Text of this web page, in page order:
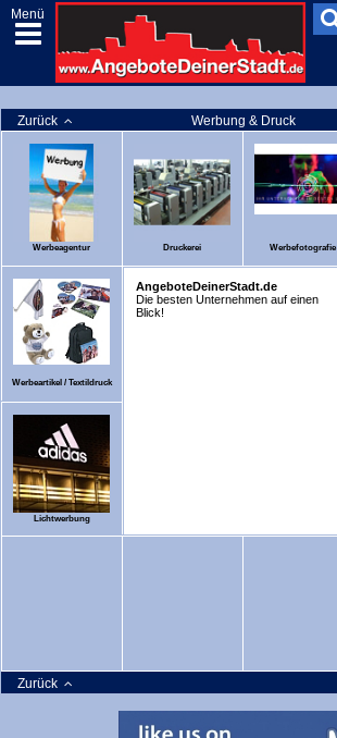
Menü
Zurück Werbung & Druck
Werbeagentur Druckerei Werbefotografie
Werbeartikel / Textildruck
AngeboteDeinerStadt.de
Die besten Unternehmen auf einen
Blick!
Lichtwerbung
Zurück